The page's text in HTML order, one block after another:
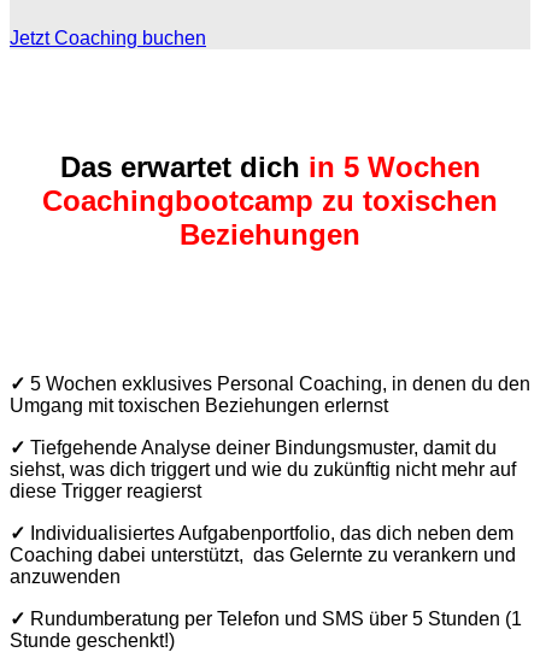
Jetzt Coaching buchen
Das erwartet dich in 5 Wochen
Coachingbootcamp zu toxischen
Beziehungen
✓ 5 Wochen exklusives Personal Coaching, in denen du den
Umgang mit toxischen Beziehungen erlernst
✓ Tiefgehende Analyse deiner Bindungsmuster, damit du
siehst, was dich triggert und wie du zukünftig nicht mehr auf
diese Trigger reagierst
✓ Individualisiertes Aufgabenportfolio, das dich neben dem
Coaching dabei unterstützt, das Gelernte zu verankern und
anzuwenden
✓ Rundumberatung per Telefon und SMS über 5 Stunden (1
Stunde geschenkt!)